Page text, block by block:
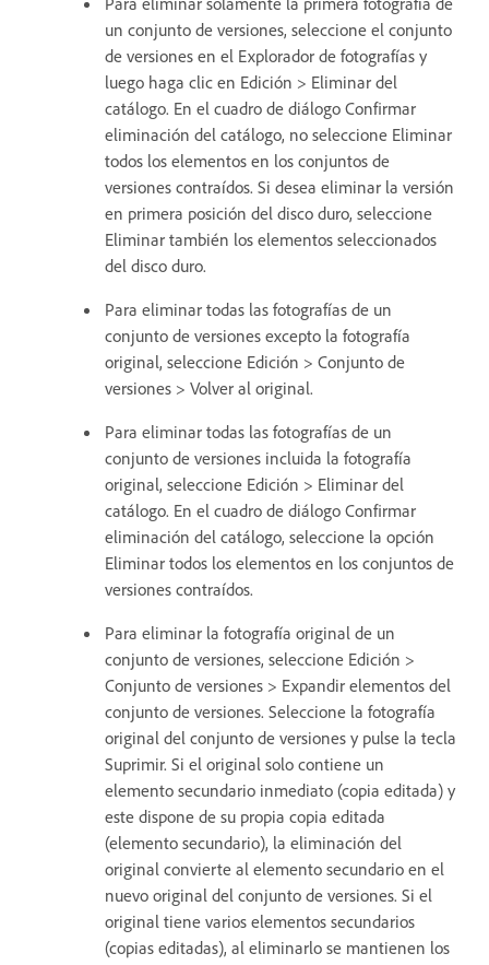
un conjunto de versiones, seleccione el conjunto
de versiones en el Explorador de fotografías y
luego haga clic en Edición > Eliminar del
catálogo. En el cuadro de diálogo Confirmar
eliminación del catálogo, no seleccione Eliminar
todos los elementos en los conjuntos de
versiones contraídos. Si desea eliminar la versión
en primera posición del disco duro, seleccione
Eliminar también los elementos seleccionados
del disco duro.
Para eliminar todas las fotografías de un
conjunto de versiones excepto la fotografía
original, seleccione Edición > Conjunto de
versiones > Volver al original.
Para eliminar todas las fotografías de un
conjunto de versiones incluida la fotografía
original, seleccione Edición > Eliminar del
catálogo. En el cuadro de diálogo Confirmar
eliminación del catálogo, seleccione la opción
Eliminar todos los elementos en los conjuntos de
versiones contraídos.
Para eliminar la fotografía original de un
conjunto de versiones, seleccione Edición >
Conjunto de versiones > Expandir elementos del
conjunto de versiones. Seleccione la fotografía
original del conjunto de versiones y pulse la tecla
Suprimir. Si el original solo contiene un
elemento secundario inmediato (copia editada) y
este dispone de su propia copia editada
(elemento secundario), la eliminación del
original convierte al elemento secundario en el
nuevo original del conjunto de versiones. Si el
original tiene varios elementos secundarios
(copias editadas), al eliminarlo se mantienen los